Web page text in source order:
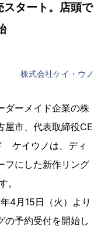
タート。店頭で
株式会社ケイ・ウノ
ダーメイド企業の株
屋市、代表取締役CE
ケイウノは、ディ
フにした新作リング
。
4月15日（火）より
の予約受付を開始し